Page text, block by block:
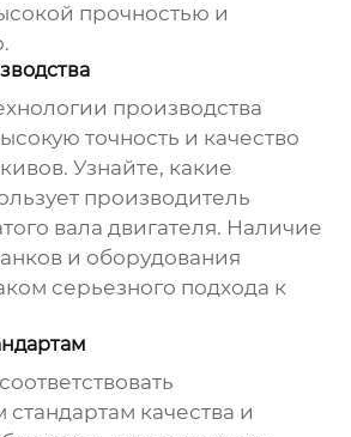
прочностью и
производства
точность и качество
Узнайте, какие
производитель
вала двигателя. Наличие
и оборудования
серьезного подхода к
качества и